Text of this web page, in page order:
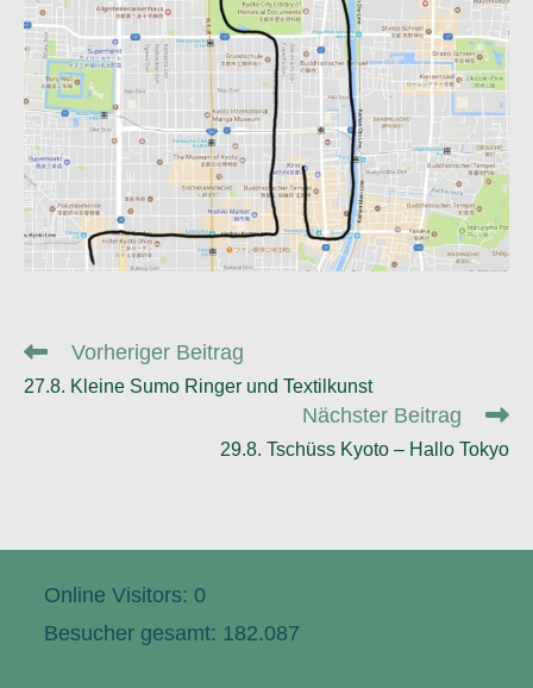
Weitere
ansehen
Vorheriger Beitrag
27.8. Kleine Sumo Ringer und Textilkunst
Nächster Beitrag
29.8. Tschüss Kyoto – Hallo Tokyo
Online Visitors: 0
Besucher gesamt: 182.087